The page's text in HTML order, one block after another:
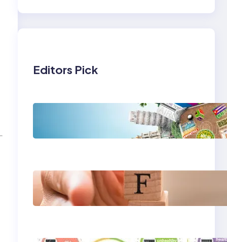
Editors Pick
Tren Traveling 2025:
Liburan Cerdas,
Ramah Lingkungan,
Gaya Hidup
Seimbang 2025:
Kesehatan Mental,